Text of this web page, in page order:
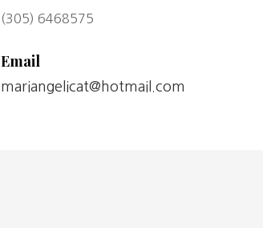
(305) 6468575
Email
mariangelicat@hotmail.com